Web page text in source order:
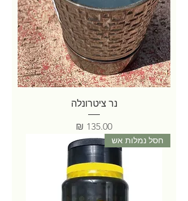
נר ציטרונלה
מחיר
חסל נמלות אש